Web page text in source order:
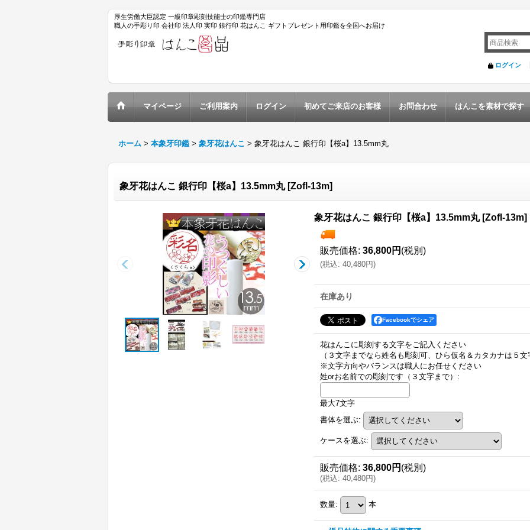
厚生労働大臣認定 一級印章彫刻技能士の印鑑専門店
職人の手彫り印 会社印 法人印 実印 銀行印 花はんこ ギフトプレゼント用印鑑を全国へお届け
ログイン
マイページ ご利用案内 ログイン 初めてご来店のお客様 お問合わせ はんこを素材で探す
ホーム > 本象牙印鑑 > 象牙花はんこ > 象牙花はんこ 銀行印【桜a】13.5mm丸
象牙花はんこ 銀行印【桜a】13.5mm丸 [Zofl-13m]
象牙花はんこ 銀行印【桜a】13.5mm丸 [Zofl-13m]
販売価格: 36,800円 (税別)
(税込: 40,480円)
在庫あり
Facebookでシェア
花はんこに彫刻する文字をご記入ください
（３文字までなら姓名も彫刻可、ひら仮名＆カタカナは５文
※文字方向やバランスは職人にお任せください
姓orお名前での彫刻です（３文字まで） :
最大7文字
書体を選ぶ:
ケースを選ぶ:
販売価格: 36,800円 (税別)
(税込: 40,480円)
数量: 本